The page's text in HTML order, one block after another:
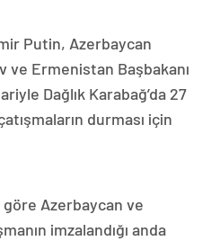
Putin, Azerbaycan
ve Ermenistan Başbakanı
Dağlık Karabağ’da 27
durması için
Azerbaycan ve
imzalandığı anda